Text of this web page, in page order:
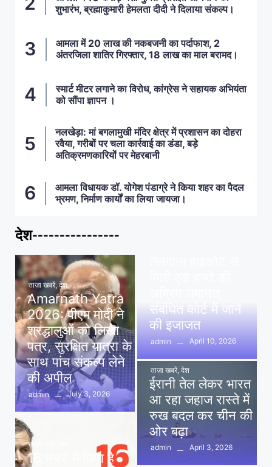
शुभारंभ, ब्रह्माकुमारी हेमलता दीदी ने दिलाया संकल्प।
आमला में 20 लाख की नकबजनी का पर्दाफाश, 2
अंतरजिला शातिर गिरफ्तार, 18 लाख का माल बरामद।
स्मार्ट मीटर लगाने का विरोध, कांग्रेस ने सहायक अभियंता
को सौंपा ज्ञापन ।
नलखेड़ा: मां बगलामुखी मंदिर क्षेत्र में प्रशासन का दोहरा
रवैया, गरीबों पर चला कार्रवाई का डंडा, बड़े
अतिक्रमणकारियों पर मेहरबानी
आमला विधायक डॉ. योगेश पंडाग्रे ने किया शहर का पैदल
भ्रमण, निर्माण कार्यों का लिया जायजा।
देश----------------
ताज़ा खबरें, देश
Amarnath Yatra
2026: पीएम मोदी ने
श्रद्धालुओं को लिखा
पत्र, सुरक्षित यात्रा के
साथ पांच संकल्प लेने
की अपील
admin July 3, 2026
ताज़ा खबरें
16 नंबर’ में छिपा है
संबंधित कोर्ट में जाने
की इजाजत
admin April 10, 2026
ताज़ा खबरें, देश
ईरानी तेल लेकर भारत
आ रहा जहाज रास्ते में
रुख बदल कर चीन की
ओर बढ़ा
admin
April 3, 2026